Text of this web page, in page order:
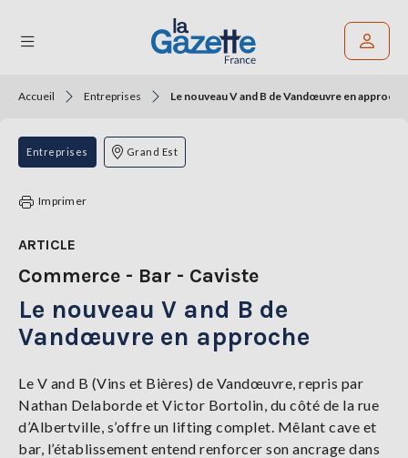
THÉMATIQUES
RÉGIONS
TENDANCES
SERVICES
LA
GAZETTE
Se
connecter
Accueil Entreprises Le nouveau V and B de Vandœuvre en approche
Entreprises Grand Est
Imprimer
ARTICLE
Commerce - Bar - Caviste
Le nouveau V and B de
Vandœuvre en approche
Le V and B (Vins et Bières) de Vandœuvre, repris par
Nathan Delaborde et Victor Bortolin, du côté de la rue
d’Albertville, s’offre un lifting complet. Mêlant cave et
bar, l’établissement entend renforcer son ancrage dans